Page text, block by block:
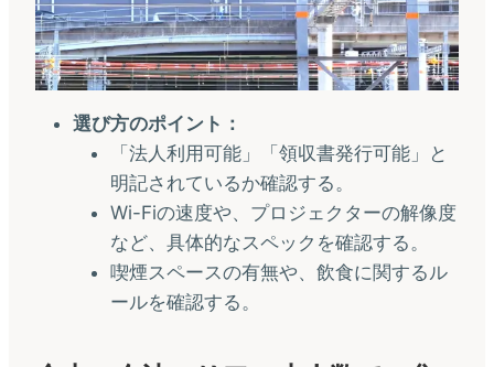
選び方のポイント：
「法人利用可能」「領収書発行可能」と
明記されているか確認する。
Wi-Fiの速度や、プロジェクターの解像度
など、具体的なスペックを確認する。
喫煙スペースの有無や、飲食に関するル
ールを確認する。